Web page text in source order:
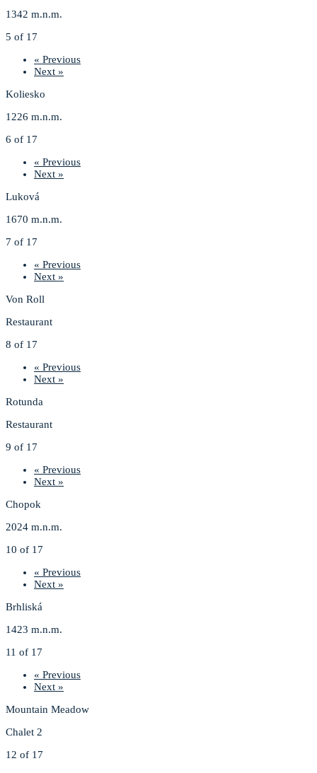
1342 m.n.m.
5 of 17
« Previous
Next »
Koliesko
1226 m.n.m.
6 of 17
« Previous
Next »
Luková
1670 m.n.m.
7 of 17
« Previous
Next »
Von Roll
Restaurant
8 of 17
« Previous
Next »
Rotunda
Restaurant
9 of 17
« Previous
Next »
Chopok
2024 m.n.m.
10 of 17
« Previous
Next »
Brhliská
1423 m.n.m.
11 of 17
« Previous
Next »
Mountain Meadow
Chalet 2
12 of 17